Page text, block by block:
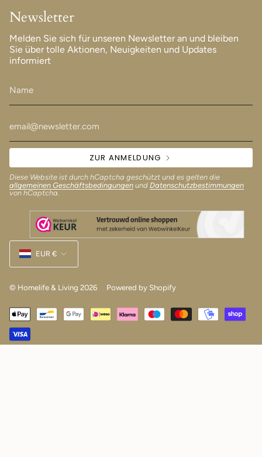
Newsletter
Melden Sie sich für unseren Newsletter an und bleiben
Sie über tolle Aktionen, Neuigkeiten und Updates
informiert
ZUR ANMELDUNG
Diese Website ist durch hCaptcha geschützt und es gelten die
allgemeinen Geschäftsbedingungen und Datenschutzbestimmungen
von hCaptcha.
Währung
EUR €
© Homelife & Living 2026 Powered by Shopify